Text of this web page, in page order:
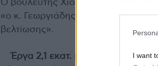
I want
Ο βουλευτής Χίου Νότης
«ο κ. Γεωργιάδης ήρθε, άκουσε
βελτίωσης».
Έργα 2,1 εκατ. ευρώ στα Ψαρά –